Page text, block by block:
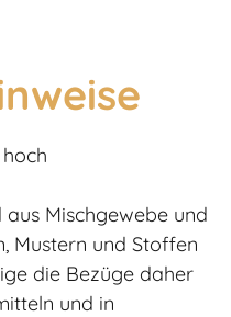
aus Mischgewebe und
Mustern und Stoffen
die Bezüge daher
und in